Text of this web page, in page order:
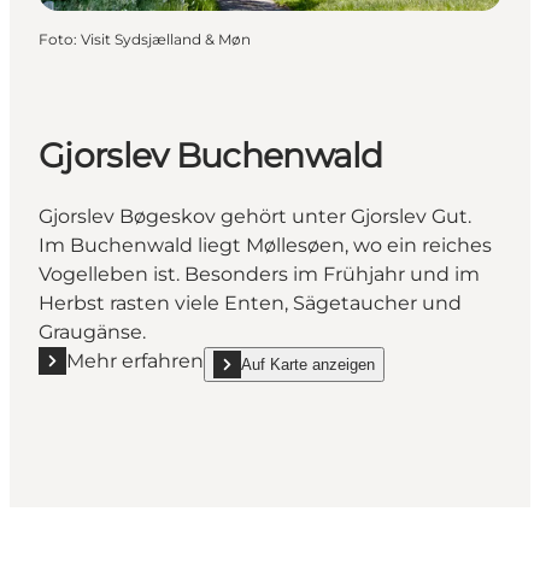
Foto: Visit Sydsjælland & Møn
Gjorslev Buchenwald
Gjorslev Bøgeskov gehört unter Gjorslev Gut.
Im Buchenwald liegt Møllesøen, wo ein reiches
Vogelleben ist. Besonders im Frühjahr und im
Herbst rasten viele Enten, Sägetaucher und
Graugänse.
Mehr erfahren
Mehr erfahren "Gjorslev Buchenwald"
Auf Karte anzeigen
show Gjorslev Buchenwald on_map